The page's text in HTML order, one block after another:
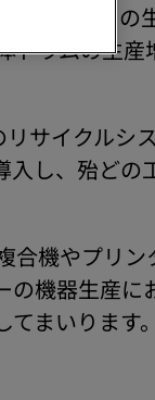
ム(消耗品)の
ドラムの生産
サイクルシ
し、殆どの
合機やプリ
機器生産に
まいります